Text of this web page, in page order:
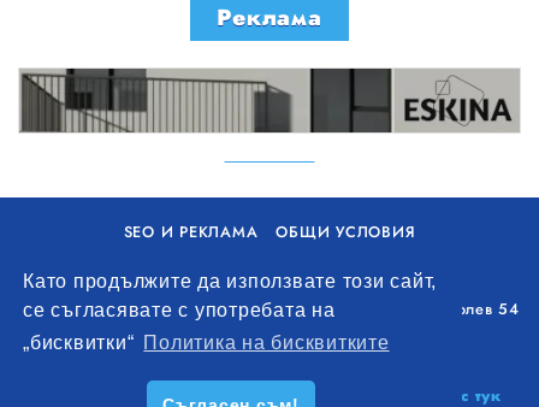
Като продължите да използвате този сайт,
се съгласявате с употребата на
„бисквитки“ Политика на бисквитките
Реклама
SEO И РЕКЛАМА
ОБЩИ УСЛОВИЯ
Уолоу Интернешънъл ЕООД, гр. Варна, бул. Генерал Колев 54
+359 893 621 112
office@remontna-brigada.com
Създай профил на своя строителен бизнес тук